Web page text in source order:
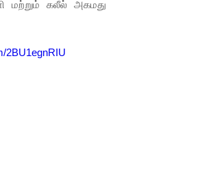
மற்றும் கலீல் அகமது
2BU1egnRIU